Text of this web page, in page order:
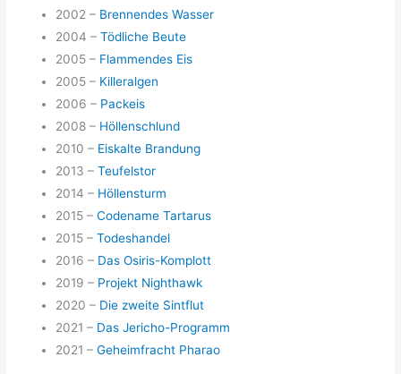
2002 – Brennendes Wasser
2004 –Tödliche Beute
2005 – Flammendes Eis
2005 – Killeralgen
2006 – Packeis
2008 – Höllenschlund
2010 – Eiskalte Brandung
2013 –Teufelstor
2014 – Höllensturm
2015 –Codename Tartarus
2015 –Todeshandel
2016 – Das Osiris-Komplott
2019 – Projekt Nighthawk
2020 – Die zweite Sintflut
2021 – Das Jericho-Programm
2021 –Geheimfracht Pharao